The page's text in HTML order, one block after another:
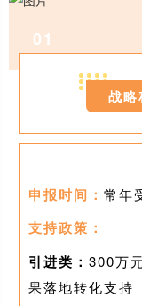
01
战略
申报时间： 常年
支持政策：
引进类 ： 300万
果落地转化支持